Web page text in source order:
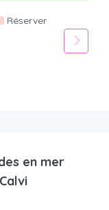
Réserver
en mer